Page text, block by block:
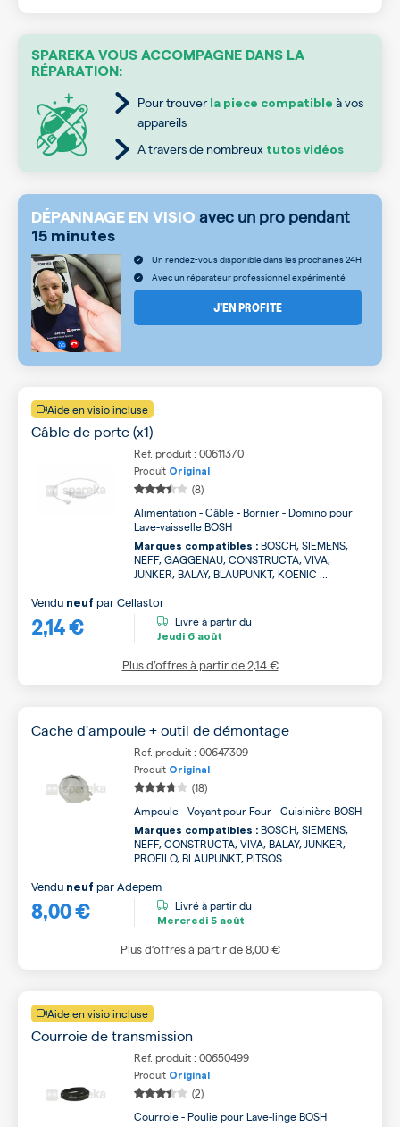
SPAREKA VOUS ACCOMPAGNE DANS LA
RÉPARATION:
Pour trouver la piece compatible à vos
appareils
A travers de nombreux tutos vidéos
DÉPANNAGE EN VISIO avec un pro pendant
15 minutes
Un rendez-vous disponible dans les prochaines 24H
Avec un réparateur professionnel expérimenté
J’EN PROFITE
Aide en visio incluse
Câble de porte (x1)
Ref. produit : 00611370
Produit Original
(8)
Alimentation - Câble - Bornier - Domino pour
Lave-vaisselle BOSH
Marques compatibles : BOSCH, SIEMENS,
NEFF, GAGGENAU, CONSTRUCTA, VIVA,
JUNKER, BALAY, BLAUPUNKT, KOENIC ...
2,14 €
Vendu neuf parCellastor
Livré à partir du
Jeudi 6 août
Plus d’offres à partir de2,14 €
Cache d'ampoule + outil de démontage
Ref. produit : 00647309
Produit Original
(18)
Ampoule - Voyant pour Four - Cuisinière BOSH
Marques compatibles : BOSCH, SIEMENS,
NEFF, CONSTRUCTA, VIVA, BALAY, JUNKER,
PROFILO, BLAUPUNKT, PITSOS ...
8,00 €
Vendu neuf parAdepem
Livré à partir du
Mercredi 5 août
Plus d’offres à partir de8,00 €
Aide en visio incluse
Courroie de transmission
Ref. produit : 00650499
Produit Original
(2)
Courroie - Poulie pour Lave-linge BOSH